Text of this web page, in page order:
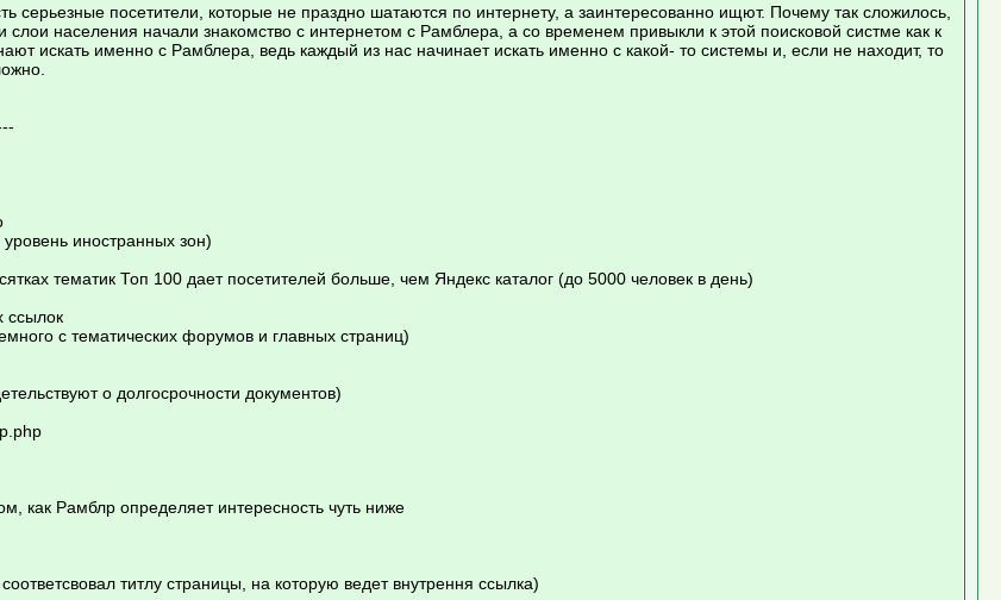
серьезные посетители, которые не праздно шатаются по интернету, а заинтересованно ищют. Почему так сложилось,
населения начали знакомство с интернетом с Рамблера, а со временем привыкли к этой поисковой систме как к
искать именно с Рамблера, ведь каждый из нас начинает искать именно с какой- то системы и, если не находит, то
иностранных зон)
тематик Топ 100 дает посетителей больше, чем Яндекс каталог (до 5000 человек в день)
ссылок
с тематических форумов и главных страниц)
о долгосрочности документов)
как Рамблр определяет интересность чуть ниже
титлу страницы, на которую ведет внутрення ссылка)